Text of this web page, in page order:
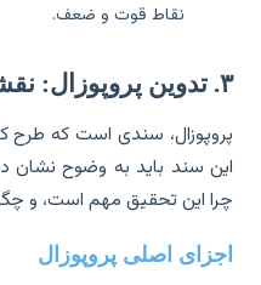
نقاط قوت و ضعف.
سندی است که طرح
سند باید به وضوح نشان دهد
این تحقیق مهم است، و چگونه
اصلی پروپوزال